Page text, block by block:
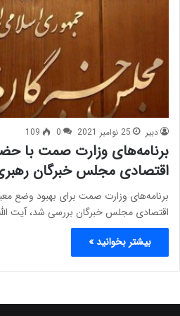
دبیر 25 نوامبر 2021 0
109
برنامه‌های وزارت صمت با
اقتصادی مجلس خبرگان
برنامه‌های وزارت صمت برای بهبود وضع
اقتصادی مجلس خبرگان بررسی شد، آیت
بیشتر بخوانید »